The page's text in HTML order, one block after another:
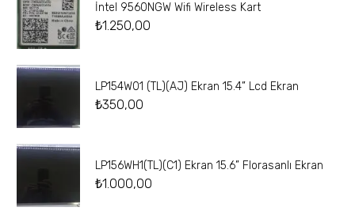
İntel 9560NGW Wifi Wireless Kart
₺1.250,00
LP154W01 (TL)(AJ) Ekran 15.4” Lcd Ekran
₺350,00
LP156WH1(TL)(C1) Ekran 15.6” Florasanlı Ekran
₺1.000,00